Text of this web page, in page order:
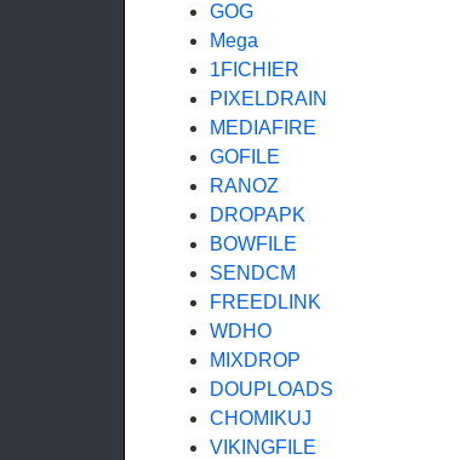
GOG
Mega
1FICHIER
PIXELDRAIN
MEDIAFIRE
GOFILE
RANOZ
DROPAPK
BOWFILE
SENDCM
FREEDLINK
WDHO
MIXDROP
DOUPLOADS
CHOMIKUJ
VIKINGFILE